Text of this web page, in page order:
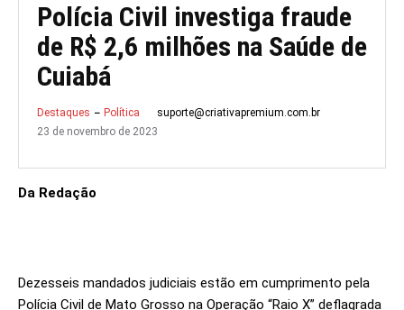
Polícia Civil investiga fraude
de R$ 2,6 milhões na Saúde de
Cuiabá
Destaques Política
suporte@criativapremium.com.br
23 de novembro de 2023
Da Redação
Dezesseis mandados judiciais estão em cumprimento pela
Polícia Civil de Mato Grosso na Operação “Raio X” deflagrada